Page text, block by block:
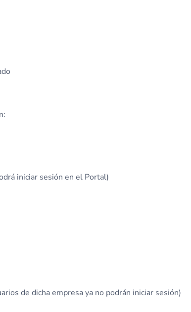
iniciar sesión en el Portal)
de dicha empresa ya no podrán iniciar sesión)